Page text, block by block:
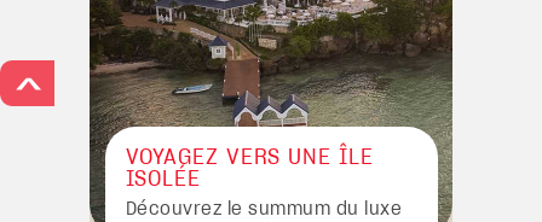
VOYAGEZ VERS UNE ÎLE
ISOLÉE
Découvrez le summum du luxe